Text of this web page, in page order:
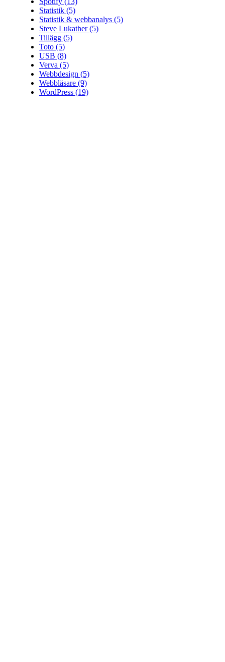
Statistik (5)
Statistik & webbanalys (5)
Steve Lukather(5)
Tillägg (5)
Toto (5)
USB (8)
Verva (5)
Webbdesign (5)
Webbläsare (9)
WordPress (19)